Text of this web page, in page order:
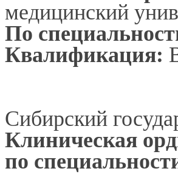
медицинский
По
Квалификация:
Сибирский
Клиническая
по